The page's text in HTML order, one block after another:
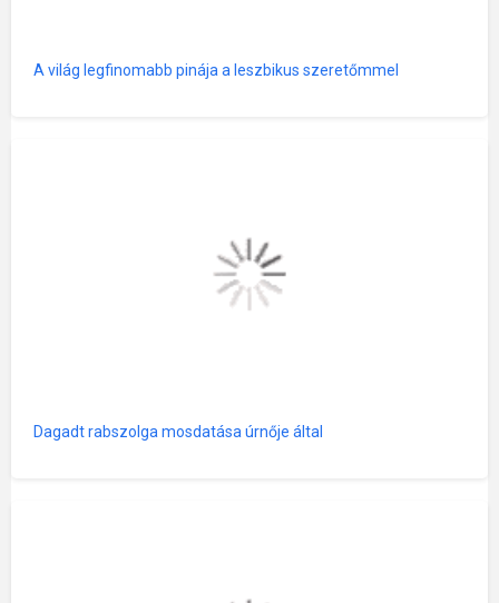
A világ legfinomabb pinája a leszbikus szeretőmmel
Dagadt rabszolga mosdatása úrnője által